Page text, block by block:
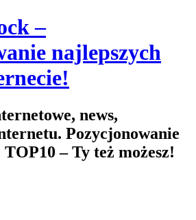
–
najlepszych
news,
Pozycjonowanie
– Ty też możesz!